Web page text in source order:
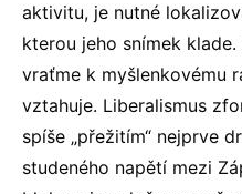
aktivitu, je nutné
kterou jeho snímek
vraťme k myšlenkovému
vztahuje. Liberalismus
spíše „přežitím“ nejprve
studeného napětí mezi